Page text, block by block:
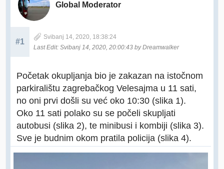
Global Moderator
#1
Svibanj 14, 2020, 18:38:24
Last Edit: Svibanj 14, 2020, 20:00:43 by Dreamwalker
Početak okupljanja bio je zakazan na istočnom
parkiralištu zagrebačkog Velesajma u 11 sati,
no oni prvi došli su već oko 10:30 (slika 1).
Oko 11 sati polako su se počeli skupljati
autobusi (slika 2), te minibusi i kombiji (slika 3).
Sve je budnim okom pratila policija (slika 4).